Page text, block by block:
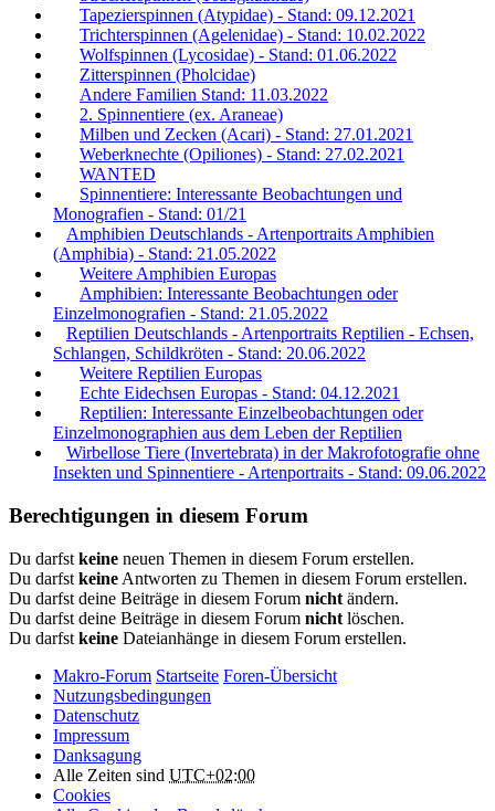
Tapezierspinnen (Atypidae) - Stand: 09.12.2021
Trichterspinnen (Agelenidae) - Stand: 10.02.2022
Wolfspinnen (Lycosidae) - Stand: 01.06.2022
Zitterspinnen (Pholcidae)
Andere Familien Stand: 11.03.2022
2. Spinnentiere (ex. Araneae)
Milben und Zecken (Acari) - Stand: 27.01.2021
Weberknechte (Opiliones) - Stand: 27.02.2021
WANTED
Spinnentiere: Interessante Beobachtungen und
Monografien - Stand: 01/21
Amphibien Deutschlands - Artenportraits Amphibien
(Amphibia) - Stand: 21.05.2022
Weitere Amphibien Europas
Amphibien: Interessante Beobachtungen oder
Einzelmonografien - Stand: 21.05.2022
Reptilien Deutschlands - Artenportraits Reptilien - Echsen,
Schlangen, Schildkröten - Stand: 20.06.2022
Weitere Reptilien Europas
Echte Eidechsen Europas - Stand: 04.12.2021
Reptilien: Interessante Einzelbeobachtungen oder
Einzelmonographien aus dem Leben der Reptilien
Wirbellose Tiere (Invertebrata) in der Makrofotografie ohne
Insekten und Spinnentiere - Artenportraits - Stand: 09.06.2022
Berechtigungen in diesem Forum
Du darfst keine neuen Themen in diesem Forum erstellen.
Du darfst keine Antworten zu Themen in diesem Forum erstellen.
Du darfst deine Beiträge in diesem Forum nicht ändern.
Du darfst deine Beiträge in diesem Forum nicht löschen.
Du darfst keine Dateianhänge in diesem Forum erstellen.
Makro-Forum Startseite Foren-Übersicht
Nutzungsbedingungen
Datenschutz
Impressum
Danksagung
Alle Zeiten sind UTC+02:00
Cookies